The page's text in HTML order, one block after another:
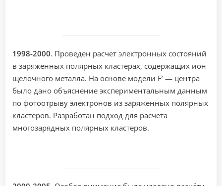
1998-2000. Проведен расчет электронных состояний
в заряженных полярных кластерах, содержащих ион
щелочного металла. На основе модели F’ — центра
было дано объяснение экспериментальным данным
по фотоотрыву электронов из заряженных полярных
кластеров. Разработан подход для расчета
многозарядных полярных кластеров.